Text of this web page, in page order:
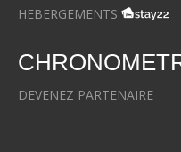
HEBERGEMENTS
DEVENEZ PARTENAIRE